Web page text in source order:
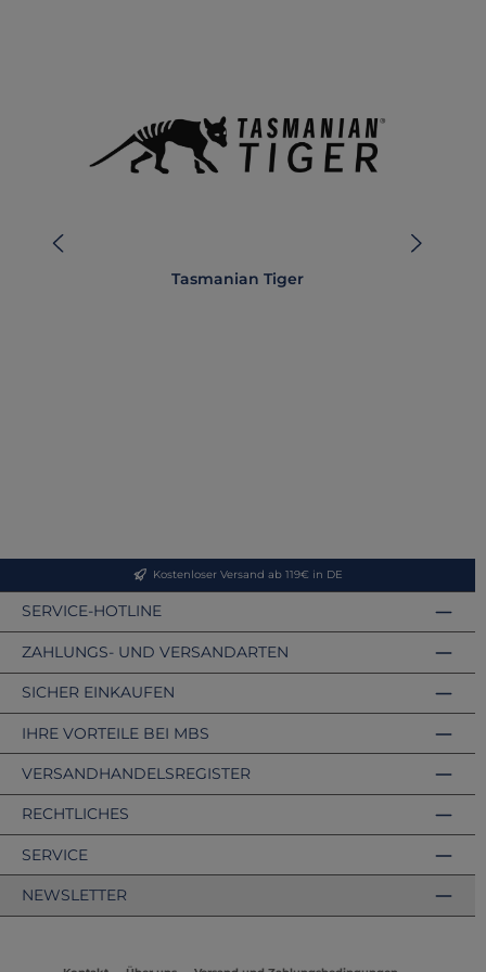
Tasmanian Tiger
Kostenloser Versand ab 119€ in DE
SERVICE-HOTLINE
ZAHLUNGS- UND VERSANDARTEN
VERSANDHANDELSREGISTER
SICHER EINKAUFEN
IHRE VORTEILE BEI MBS
RECHTLICHES
SERVICE
NEWSLETTER